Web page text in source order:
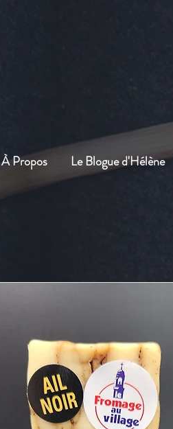
À Propos Le Blogue d'Hélène